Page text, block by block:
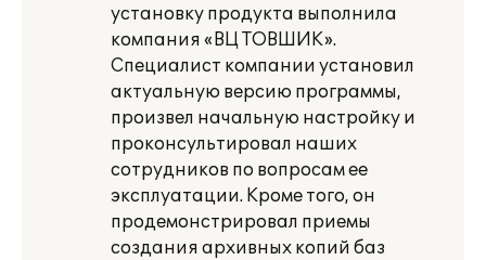
установку продукта выполнила
компания «ВЦ ТОВШИК».
Специалист компании установил
актуальную версию программы,
произвел начальную настройку и
проконсультировал наших
сотрудников по вопросам ее
эксплуатации. Кроме того, он
продемонстрировал приемы
создания архивных копий баз